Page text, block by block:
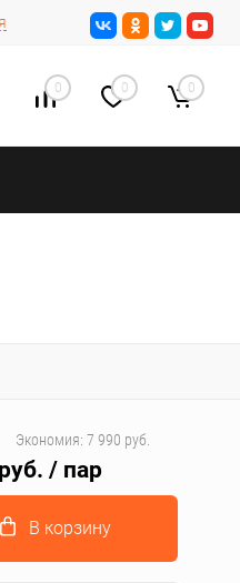
0 0 0
Экономия: 7 990 руб.
/ пар
В корзину